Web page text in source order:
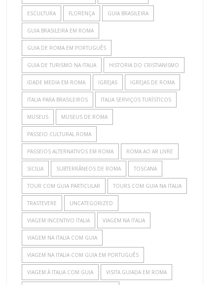
ESCULTURA FLORENÇA GUIA BRASILEIRA
GUIA BRASILEIRA EM ROMA
GUIA DE ROMA EM PORTUGUÊS
GUIA DE TURISMO NA ITALIA HISTORIA DO CRISTIANISMO
IDADE MEDIA EM ROMA IGREJAS IGREJAS DE ROMA
ITALIA PARA BRASILEIROS ITALIA SERVIÇOS TURÍSTICOS
MUSEUS MUSEUS DE ROMA
PASSEIO CULTURAL ROMA
PASSEIOS ALTERNATIVOS EM ROMA ROMA AO AR LIVRE
SICILIA SUBTERRÂNEOS DE ROMA TOSCANA
TOUR COM GUIA PARTICULAR TOURS COM GUIA NA ITALIA
TRASTEVERE UNCATEGORIZED
VIAGEM INCENTIVO ITALIA VIAGEM NA ITALIA
VIAGEM NA ITALIA COM GUIA
VIAGEM NA ITALIA COM GUIA EM PORTUGUÊS
VIAGEM À ITALIA COM GUIA VISITA GUIADA EM ROMA